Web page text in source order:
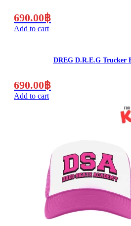
690.00฿
Add to cart
DREG D.R.E.G Trucker
690.00฿
Add to cart